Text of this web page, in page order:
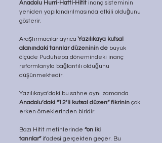
Anadolu Hurri-Hatti-Hitit inanç sisteminin
yeniden yapılandırılmasında etkili olduğunu
gösterir.
Araştırmacılar ayrıca Yazılıkaya kutsal
alanındaki tanrılar düzeninin de büyük
ölçüde Puduhepa dönemindeki inanç
reformlarıyla bağlantılı olduğunu
düşünmektedir.
Yazılıkaya’daki bu sahne aynı zamanda
Anadolu’daki “12’li kutsal düzen” fikrinin çok
erken örneklerinden biridir.
Bazı Hitit metinlerinde “on iki
tanrılar” ifadesi gerçekten geçer. Bu